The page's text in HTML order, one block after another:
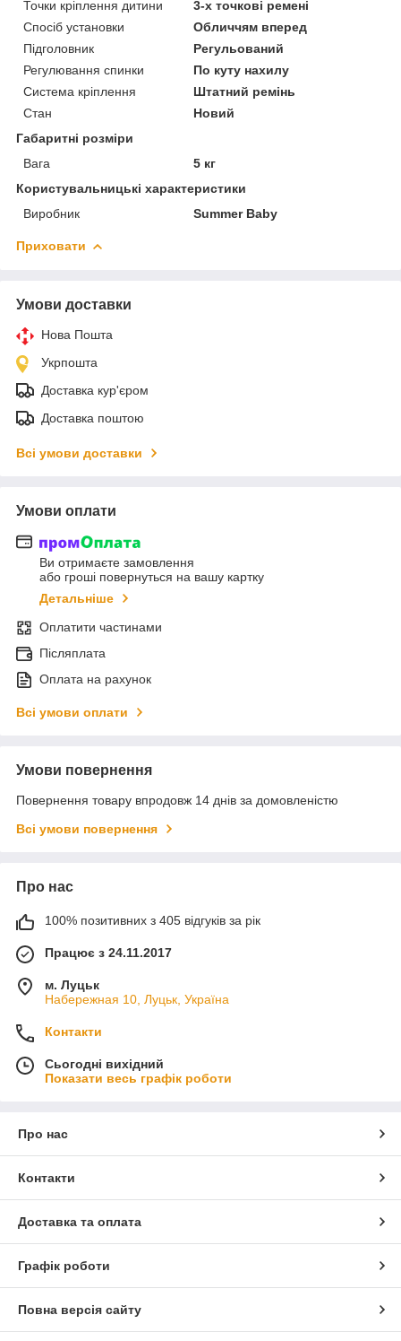
Точки кріплення дитини
3-х точкові ремені
Спосіб установки
Обличчям вперед
Підголовник
Регульований
Регулювання спинки
По куту нахилу
Система кріплення
Штатний ремінь
Стан
Новий
Габаритні розміри
Вага
5 кг
Користувальницькі характеристики
Виробник
Summer Baby
Приховати
Умови доставки
Нова Пошта
Укрпошта
Доставка кур'єром
Доставка поштою
Всі умови доставки
Умови оплати
Ви отримаєте замовлення
або гроші повернуться на вашу картку
Детальніше
Оплатити частинами
Післяплата
Оплата на рахунок
Всі умови оплати
Умови повернення
Повернення товару впродовж 14 днів за домовленістю
Всі умови повернення
Про нас
100% позитивних з 405 відгуків за рік
Працює з 24.11.2017
м. Луцьк
Набережная 10, Луцьк, Україна
Контакти
Сьогодні вихідний
Показати весь графік роботи
Про нас
Контакти
Доставка та оплата
Графік роботи
Повна версія сайту